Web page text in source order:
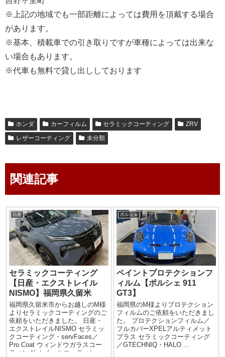
※上記の地域でも一部距離によっては費用を頂戴する場合
があります。
※基本、積載車での引き取りですが車種によっては出来な
い場合もあります。
※代車も無料で貸し出ししております
ホンダ カーフィルム セラミックコーティング
ZRV
レザーコーティング
未分類
関連記事
日産
セラミックコーティング
【日産・エクストレイル
NISMO】福岡県久留米
福岡県久留米市からお越しのM様
よりセラミックコーティングのご
依頼をいただきました。 日産・
エクストレイルNISMO セラミッ
クコーティング・servFaces／
Pro Coat ウィンドウガラスコー
ティング ホイールコーティン
ポルシェ
ペイントプロテクションフ
ィルム【ポルシェ 911
GT3】
福岡県のM様よりプロテクション
フィルムのご依頼をいただきまし
た。 プロテクションフィルム／
フルカバーXPELアルティメット
プラス セラミックコーティング
／GTECHNIQ・HALO ...